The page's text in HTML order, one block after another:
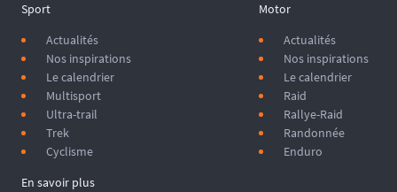
Sport
Actualités
Nos inspirations
Le calendrier
Multisport
Ultra-trail
Trek
Cyclisme
Motor
Actualités
Nos inspirations
Le calendrier
Raid
Rallye-Raid
Randonnée
Enduro
En savoir plus